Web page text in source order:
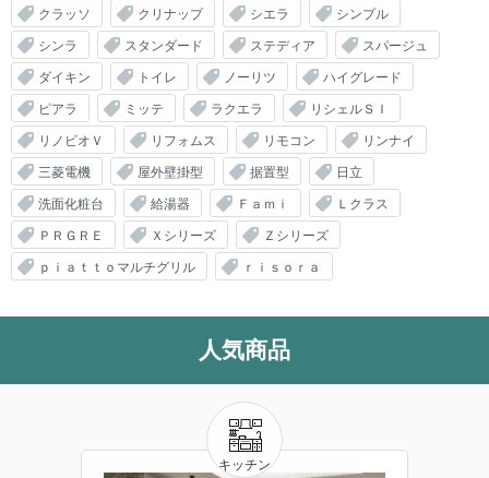
クラッソ
クリナップ シエラ
シンプル
シンラ
スタンダード ステディア
スパージュ
ダイキン
トイレ ノーリツ
ハイグレード
ピアラ
ミッテ ラクエラ
リシェルＳＩ
リノビオＶ
リフォムス リモコン
リンナイ
三菱電機
屋外壁掛型 据置型
日立
洗面化粧台
給湯器 Ｆａｍｉ
Ｌクラス
ＰＲＧＲＥ
Ｘシリーズ
Ｚシリーズ
ｐｉａｔｔｏマルチグリル
ｒｉｓｏｒａ
人気商品